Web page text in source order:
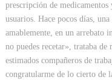
prescripción de medicamentos
usuarios. Hace pocos días,
amablemente, en un arrebato
no puedes recetar», trataba
estimados compañeros de
congratularme de lo cierto de